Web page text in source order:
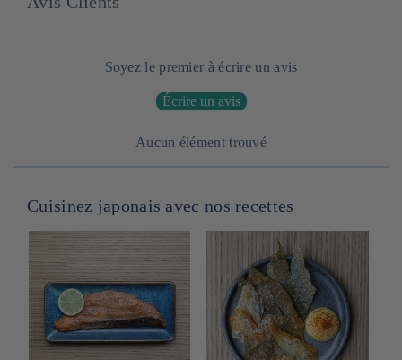
Soyez le premier à écrire un avis
Écrire un avis
Aucun élément trouvé
Cuisinez japonais avec nos recettes